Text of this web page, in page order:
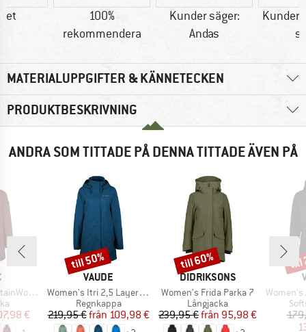
100%
rekommendera
Kunder säger:
Andas
Kunder
MATERIALUPPGIFTER & KÄNNETECKEN
PRODUKTBESKRIVNING
ANDRA SOM TITTADE PÅ DENNA TITTADE ÄVEN PÅ
Coat
pris
€
VARUMÄRKE
VAUDE
Produkter
Women's Itri 2,5 Layer Coat
Produktgrupp
Regnkappa
Pris
219,95 € Reducerat pris
från 109,98 €
Rabatt
till 50%
VARUMÄRKE
DIDRIKSONS
Produkter
Women's Frida Parka 7
Produktgrupp
Långjacka
Pris
239,95 € Reducerat pris
från 95,98 €
Rabatt
till 60%
Produkter
Women's All